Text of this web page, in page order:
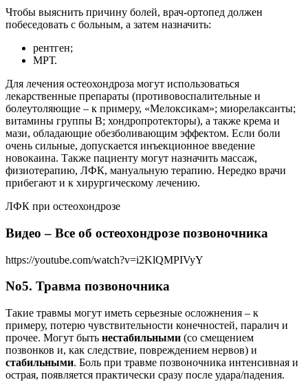
Чтобы выяснить причину болей, врач-ортопед должен
побеседовать с больным, а затем назначить:
рентген;
МРТ.
Для лечения остеохондроза могут использоваться
лекарственные препараты (противовоспалительные и
болеутоляющие – к примеру, «Мелоксикам»; миорелаксанты;
витамины группы В; хондропротекторы), а также крема и
мази, обладающие обезболивающим эффектом. Если боли
очень сильные, допускается инъекционное введение
новокаина. Также пациенту могут назначить массаж,
физиотерапию, ЛФК, мануальную терапию. Нередко врачи
прибегают и к хирургическому лечению.
ЛФК при остеохондрозе
Видео – Все об остеохондрозе позвоночника
https://youtube.com/watch?v=i2KlQMPIVyY
No5. Травма позвоночника
Такие травмы могут иметь серьезные осложнения – к
примеру, потерю чувствительности конечностей, паралич и
прочее. Могут быть нестабильными (со смещением
позвонков и, как следствие, повреждением нервов) и
стабильными. Боль при травме позвоночника интенсивная и
острая, появляется практически сразу после удара/падения.